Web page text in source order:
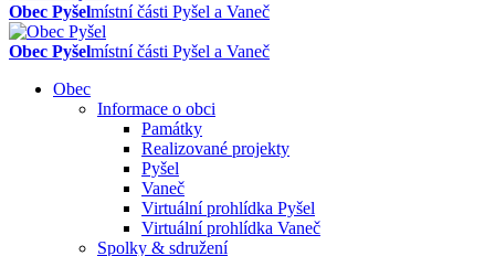
Obec Pyšelmístní části Pyšel a Vaneč
Obec Pyšelmístní části Pyšel a Vaneč
Obec
Informace o obci
Památky
Realizované projekty
Pyšel
Vaneč
Virtuální prohlídka Pyšel
Virtuální prohlídka Vaneč
Spolky & sdružení